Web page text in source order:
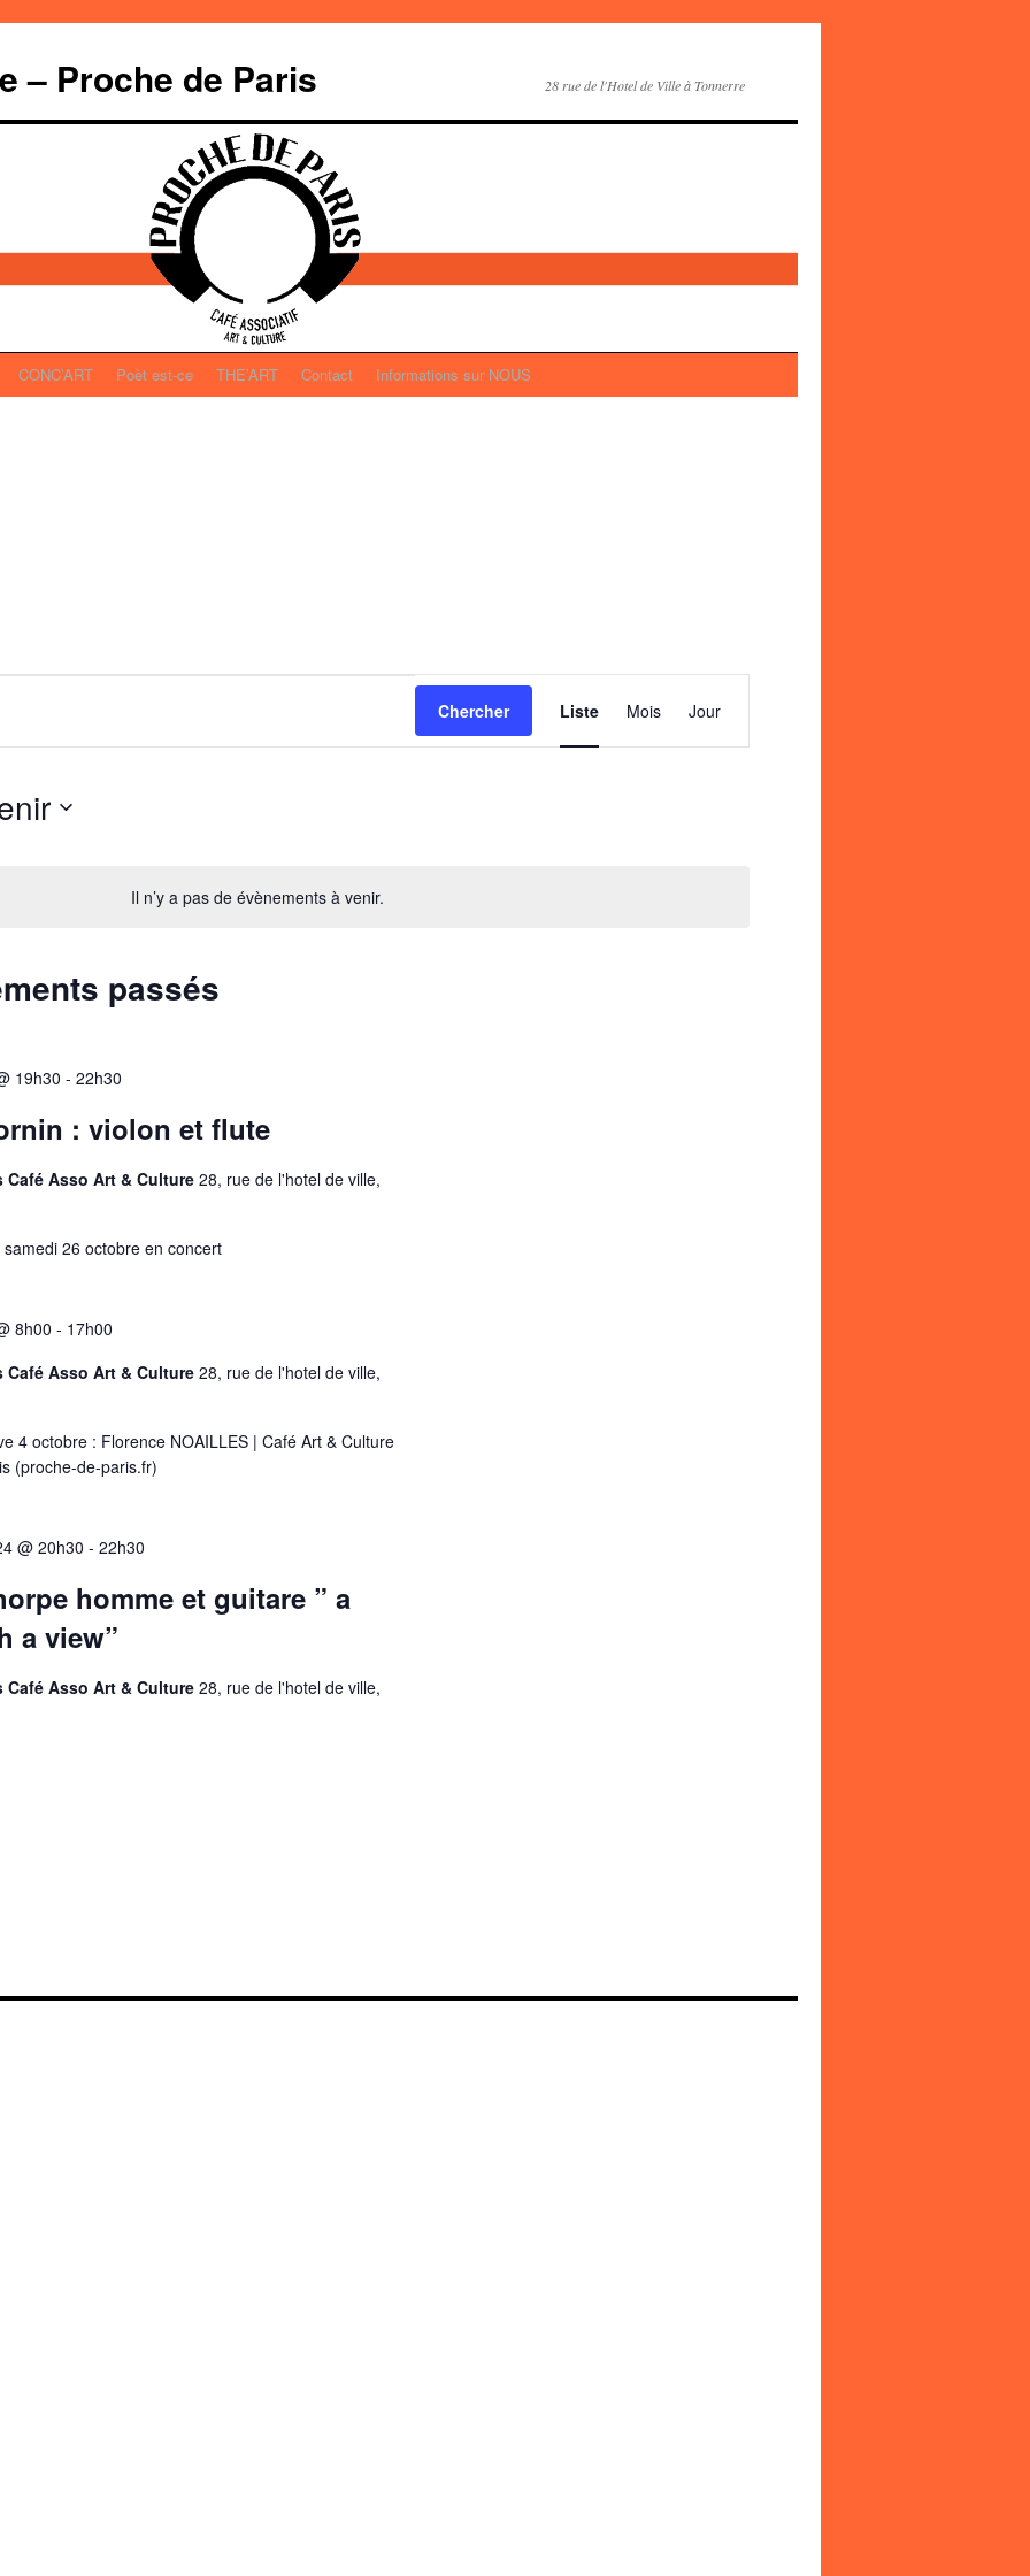
– Proche de Paris 28 rue de l'Hotel de Ville à Tonnerre
CONC’ART Poèt est-ce THE’ART Contact Informations sur NOUS
Il n’y a pas de évènements à venir.
Chercher
de
vues
Évènement
Liste Mois Jour
passés
19h30 -22h30
: violon et flute
Café Asso Art & Culture28, rue de l'hotel de ville,
26 octobre en concert
8h00 - 17h00
Café Asso Art & Culture28, rue de l'hotel de ville,
4 octobre : Florence NOAILLES | Café Art & Culture
(proche-de-paris.fr)
@ 20h30 -22h30
homme et guitare ” a
a view”
Café Asso Art & Culture28, rue de l'hotel de ville,